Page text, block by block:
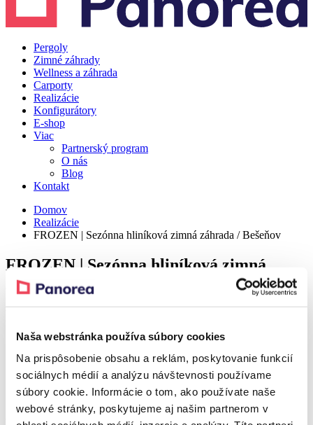
Naša webstránka používa súbory cookies
Na prispôsobenie obsahu a reklám, poskytovanie funkcií
sociálnych médií a analýzu návštevnosti používame
súbory cookie. Informácie o tom, ako používate naše
webové stránky, poskytujeme aj našim partnerom v
Pergoly
Zimné záhrady
Wellness a záhrada
Carporty
Realizácie
Konfigurátory
E-shop
Viac
Partnerský program
O nás
Blog
Kontakt
Domov
Realizácie
FROZEN | Sezónna hliníková zimná záhrada / Bešeňov
FROZEN | Sezónna hliníková zimná
záhrada / Bešeňov
Realization – Bešeňov
Realization – Bešeňov